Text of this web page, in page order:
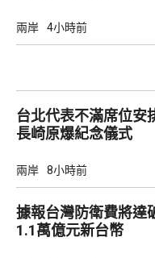
兩岸 4小時前
台北代表不滿席位安排 缺
長崎原爆紀念儀式
兩岸 8小時前
據報台灣防衛費將達
1.1萬億元新台幣